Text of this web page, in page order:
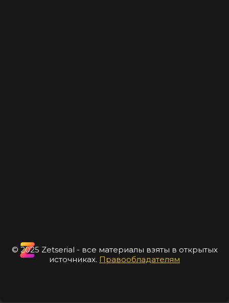
© 2025 Zetserial - все материалы взяты в открытых
источниках. Правообладателям